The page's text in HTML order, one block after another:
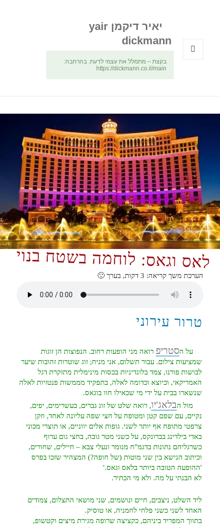
יאיר דיקמן yair
dickmann
בקצת – מתמלל את עצמי לדעת. בהרחבה:
https://dickmann.co.il/main
לאס וגאס: לוחמה בשטח בנוי
הערכת משך קריאה: 3 דקות, בערך 🙂
טרור עירוני
על הסטריפ רואה מני הופעות רחוב. הנפוצות הן זוגות
שמציעות צילום. עבור תשלום, אני מניח; זוג שוטרות זהובות שיער
לבושות פורנו, צמד בלונדיניות בכסות מינימלית מתזקרת דגל
האמריקאי, וכיוצא וכדומה לאלה, בתפקיד מממשות פנטזיות לאלה
שנשארו בבית על ידי מי שכאילו חוו בוגאס.
מול הבלאג'יו, רואה שלט של זוג גברים, בעשרימים, יפים,
נקיים, עם שפם קטן ומטופח על חצי שפה עליונה לאחד, וזקן
צרפטי מתופח אף יותר לשני. גופות אלים יווניים, או תוצרי מכוני
באדי בילדינג בברונקס, על כשני מטר גובה, בחצי גום ערוף
כשרגליהם נתונות בדגמ"ח מנומר ונעלי צבא – חיילים, שחורים,
וכיתוב הנישא בין שני מוטות (של חופה?) המצהיר שזכו בפרס
'ההופעה הטובה ביותר בלאס וגאס.'
לא הבנתי על מה. ולא מי הכתיר.
ליד השלט, ניצבים, חיים ונושמים, שני מושאי התצלום, צמודים
האחד לשני כשני פלחי לחמניה, או טוסיק.
בתווך המפריד ביניהם, כקציצה שרופה מגירת מיצים וקטשופ,